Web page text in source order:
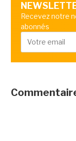
Recevez notre
abonnés